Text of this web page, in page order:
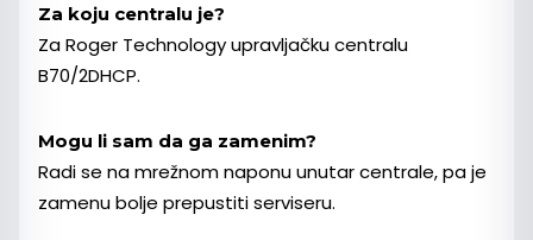
Za koju centralu je?
Za Roger Technology upravljačku centralu
B70/2DHCP.
Mogu li sam da ga zamenim?
Radi se na mrežnom naponu unutar centrale, pa je
zamenu bolje prepustiti serviseru.